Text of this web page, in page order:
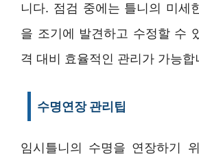
니다. 점검 중에는 틀니의 미세
을 조기에 발견하고 수정할 수
격 대비 효율적인 관리가 가능합
수명연장 관리팁
임시틀니의 수명을 연장하기